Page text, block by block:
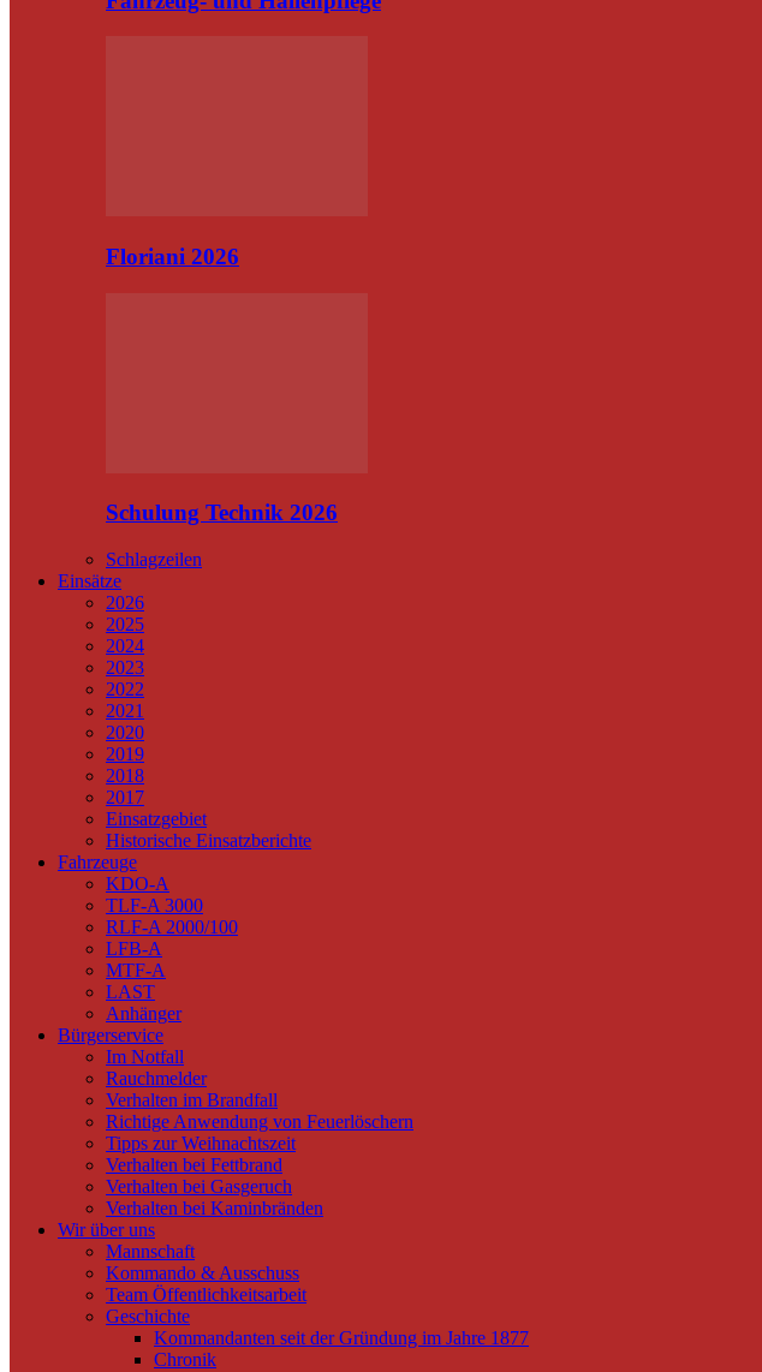
Floriani 2026
Schulung Technik 2026
Schlagzeilen
Einsätze
2026
2025
2024
2023
2022
2021
2020
2019
2018
2017
Einsatzgebiet
Historische Einsatzberichte
Fahrzeuge
KDO-A
TLF-A 3000
RLF-A 2000/100
LFB-A
MTF-A
LAST
Anhänger
Bürgerservice
Im Notfall
Rauchmelder
Verhalten im Brandfall
Richtige Anwendung von Feuerlöschern
Tipps zur Weihnachtszeit
Verhalten bei Fettbrand
Verhalten bei Gasgeruch
Verhalten bei Kaminbränden
Wir über uns
Mannschaft
Kommando & Ausschuss
Team Öffentlichkeitsarbeit
Geschichte
Kommandanten seit der Gründung im Jahre 1877
Chronik